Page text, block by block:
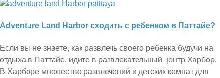
Adventure Land Harbor сходить с ребенком в Паттайе?
Если вы не знаете, как развлечь своего ребенка будучи на
отдыха в Паттайе, идите в развлекательный центр Харбор.
В Харборе множество развлечений и детских комнат для